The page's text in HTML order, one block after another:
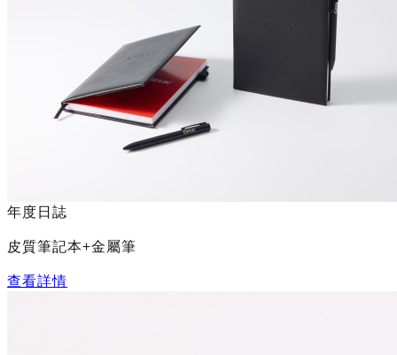
年度日誌
皮質筆記本+金屬筆
查看詳情